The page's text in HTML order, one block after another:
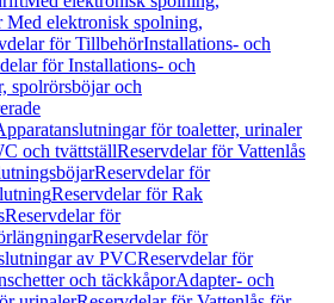
Med elektronisk spolning,
för TillbehörInstallations- och
för Installations- och
spolrörsböjar och
för toaletter, urinaler
och tvättställReservdelar för Vattenlås
Reservdelar för
Reservdelar för Rak
Reservdelar för
Reservdelar för
av PVCReservdelar för
och täckkåporAdapter- och